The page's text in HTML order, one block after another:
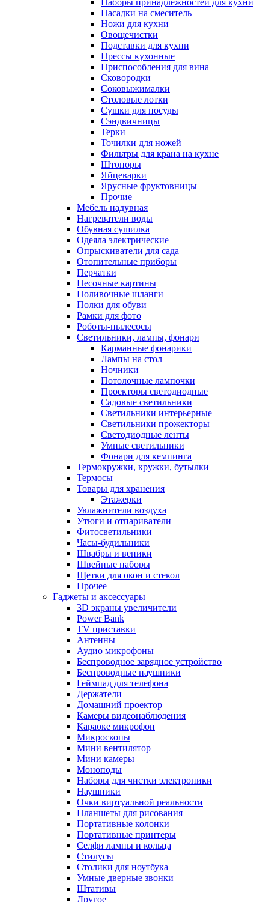
Наборы принадлежностей для кухни
Насадки на смеситель
Ножи для кухни
Овощечистки
Подставки для кухни
Прессы кухонные
Приспособления для вина
Сковородки
Соковыжималки
Столовые лотки
Сушки для посуды
Сэндвичницы
Терки
Точилки для ножей
Фильтры для крана на кухне
Штопоры
Яйцеварки
Ярусные фруктовницы
Прочие
Мебель надувная
Нагреватели воды
Обувная сушилка
Одеяла электрические
Опрыскиватели для сада
Отопительные приборы
Перчатки
Песочные картины
Поливочные шланги
Полки для обуви
Рамки для фото
Роботы-пылесосы
Светильники, лампы, фонари
Карманные фонарики
Лампы на стол
Ночники
Потолочные лампочки
Проекторы светодиодные
Садовые светильники
Светильники интерьерные
Светильники прожекторы
Светодиодные ленты
Умные светильники
Фонари для кемпинга
Термокружки, кружки, бутылки
Термосы
Товары для хранения
Этажерки
Увлажнители воздуха
Утюги и отпариватели
Фитосветильники
Часы-будильники
Швабры и веники
Швейные наборы
Щетки для окон и стекол
Прочее
Гаджеты и аксессуары
3D экраны увеличители
Power Bank
TV приставки
Антенны
Аудио микрофоны
Беспроводное зарядное устройство
Беспроводные наушники
Геймпад для телефона
Держатели
Домашний проектор
Камеры видеонаблюдения
Караоке микрофон
Микроскопы
Мини вентилятор
Мини камеры
Моноподы
Наборы для чистки электроники
Наушники
Очки виртуальной реальности
Планшеты для рисования
Портативные колонки
Портативные принтеры
Селфи лампы и кольца
Стилусы
Столики для ноутбука
Умные дверные звонки
Штативы
Другое